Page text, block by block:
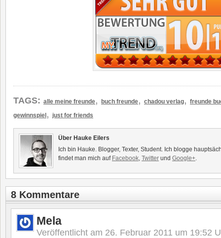
TAGS: alle meine freunde, buch freunde, chadou verlag, freunde
gewinnspiel , just for friends
Über Hauke Eilers
Ich bin Hauke. Blogger, Texter, Student. Ich blogge
findet man mich auf Facebook, Twitter und Google+.
8 Kommentare
Mela
Veröffentlicht am 26. Februar 2011 um 19:52